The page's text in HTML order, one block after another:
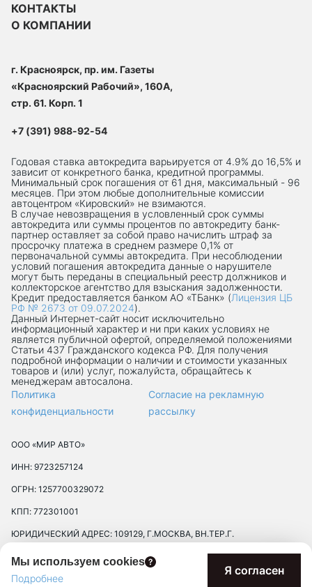
Мы используем cookies
Подробнее
Я согласен
КОНТАКТЫ
О КОМПАНИИ
г. Красноярск, пр. им. Газеты
«Красноярский Рабочий», 160А,
стр. 61. Корп. 1
+7 (391) 988-92-54
Годовая ставка автокредита варьируется от 4.9% до 16,5% и
зависит от конкретного банка, кредитной программы.
Минимальный срок погашения от 61 дня, максимальный - 96
месяцев. При этом любые дополнительные комиссии
автоцентром «Кировский» не взимаются.
В случае невозвращения в условленный срок суммы
автокредита или суммы процентов по автокредиту банк-
партнер оставляет за собой право начислить штраф за
просрочку платежа в среднем размере 0,1% от
первоначальной суммы автокредита. При несоблюдении
условий погашения автокредита данные о нарушителе
могут быть переданы в специальный реестр должников и
коллекторское агентство для взыскания задолженности.
Кредит предоставляется банком АО «ТБанк» (Лицензия ЦБ
РФ № 2673 от 09.07.2024).
Данный Интернет-сaйт носит исключительно
информационный характер и ни при каких условиях не
является публичной офертой, определяемой положениями
Статьи 437 Гражданского кодекса РФ. Для получения
подробной информации о наличии и стоимости указанных
товаров и (или) услуг, пожалуйста, обращайтесь к
менеджерам автосалона.
Политика
конфиденциальности
Согласие на рекламную
рассылку
ООО «МИР АВТО»
ИНН: 9723257124
ОГРН: 1257700329072
КПП: 772301001
ЮРИДИЧЕСКИЙ АДРЕС: 109129, Г.МОСКВА, ВН.ТЕР.Г.
ТЕКСТИЛЬЩИКОВ, Д. 13, К. 2, ПОМЕЩ. 17/8П